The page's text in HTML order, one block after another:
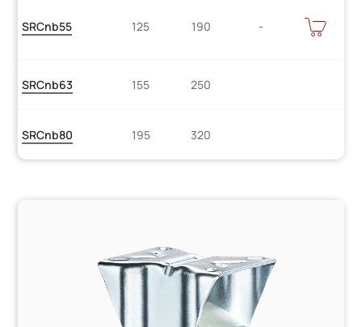
SRCnb55 125 190
В
КОРЗИНУ
SRCnb63 155 250
SRCnb80 195 320